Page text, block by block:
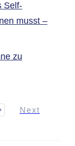
Self-
musst –
zu
Next